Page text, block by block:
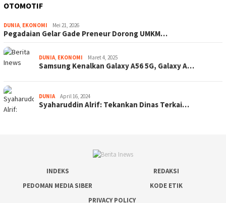
OTOMOTIF
DUNIA, EKONOMI Mei 21, 2026
Pegadaian Gelar Gade Preneur Dorong UMKM…
DUNIA, EKONOMI Maret 4, 2025
Samsung Kenalkan Galaxy A56 5G, Galaxy A…
DUNIA April 16, 2024
Syaharuddin Alrif: Tekankan Dinas Terkai…
INDEKS
REDAKSI
PEDOMAN MEDIA SIBER
KODE ETIK
PRIVACY POLICY